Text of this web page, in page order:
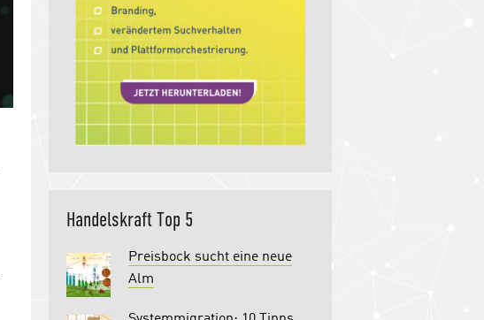
Handelskraft Top 5
Preisbock sucht eine neue
Alm